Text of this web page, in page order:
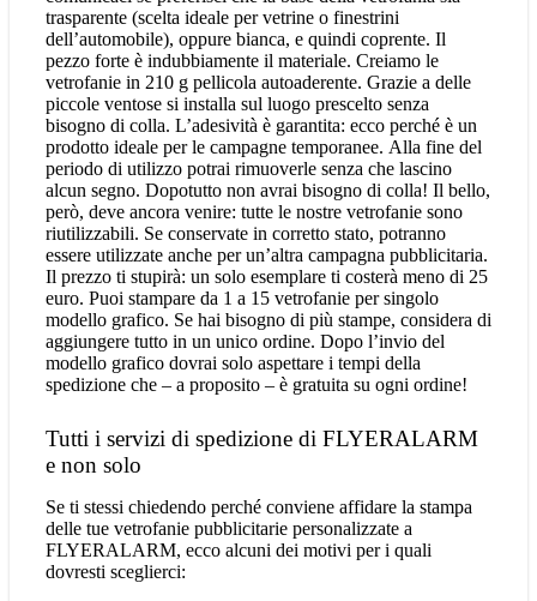
trasparente (scelta ideale per vetrine o finestrini
dell’automobile), oppure bianca, e quindi coprente. Il
pezzo forte è indubbiamente il materiale. Creiamo le
vetrofanie in 210 g pellicola autoaderente. Grazie a delle
piccole ventose si installa sul luogo prescelto senza
bisogno di colla. L’adesività è garantita: ecco perché è un
prodotto ideale per le campagne temporanee. Alla fine del
periodo di utilizzo potrai rimuoverle senza che lascino
alcun segno. Dopotutto non avrai bisogno di colla! Il bello,
però, deve ancora venire: tutte le nostre vetrofanie sono
riutilizzabili. Se conservate in corretto stato, potranno
essere utilizzate anche per un’altra campagna pubblicitaria.
Il prezzo ti stupirà: un solo esemplare ti costerà meno di 25
euro. Puoi stampare da 1 a 15 vetrofanie per singolo
modello grafico. Se hai bisogno di più stampe, considera di
aggiungere tutto in un unico ordine. Dopo l’invio del
modello grafico dovrai solo aspettare i tempi della
spedizione che – a proposito – è gratuita su ogni ordine!
Tutti i servizi di spedizione di FLYERALARM
e non solo
Se ti stessi chiedendo perché conviene affidare la stampa
delle tue vetrofanie pubblicitarie personalizzate a
FLYERALARM, ecco alcuni dei motivi per i quali
dovresti sceglierci: